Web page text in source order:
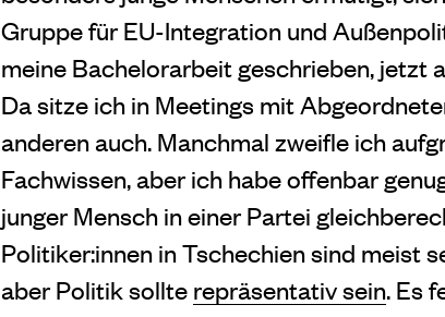
Gruppe für EU-Integration und
meine Bachelorarbeit geschrieben, jetzt
Da sitze ich in Meetings mit
anderen auch. Manchmal zweifle ich
Fachwissen, aber ich habe offenbar
junger Mensch in einer Partei
Politiker:innen in Tschechien sind meist
aber Politik sollte repräsentativ sein. Es